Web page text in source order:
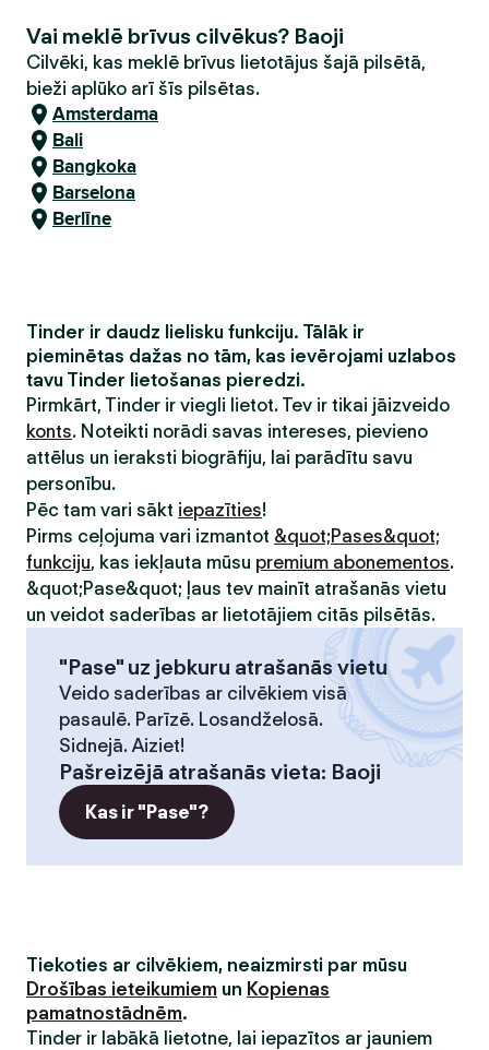
Vai meklē brīvus cilvēkus? Baoji
Cilvēki, kas meklē brīvus lietotājus šajā pilsētā,
bieži aplūko arī šīs pilsētas.
Amsterdama
Bali
Bangkoka
Barselona
Berlīne
Tinder ir daudz lielisku funkciju. Tālāk ir
pieminētas dažas no tām, kas ievērojami uzlabos
tavu Tinder lietošanas pieredzi.
Pirmkārt, Tinder ir viegli lietot. Tev ir tikai jāizveido
konts. Noteikti norādi savas intereses, pievieno
attēlus un ieraksti biogrāfiju, lai parādītu savu
personību.
Pēc tam vari sākt iepazīties!
Pirms ceļojuma vari izmantot &quot;Pases&quot;
funkciju, kas iekļauta mūsu premium abonementos.
&quot;Pase&quot; ļaus tev mainīt atrašanās vietu
un veidot saderības ar lietotājiem citās pilsētās.
"Pase" uz jebkuru atrašanās vietu
Veido saderības ar cilvēkiem visā
pasaulē. Parīzē. Losandželosā.
Sidnejā. Aiziet!
Pašreizējā atrašanās vieta: Baoji
Kas ir "Pase"?
Tiekoties ar cilvēkiem, neaizmirsti par mūsu
Drošības ieteikumiem un Kopienas
pamatnostādnēm.
Tinder ir labākā lietotne, lai iepazītos ar jauniem